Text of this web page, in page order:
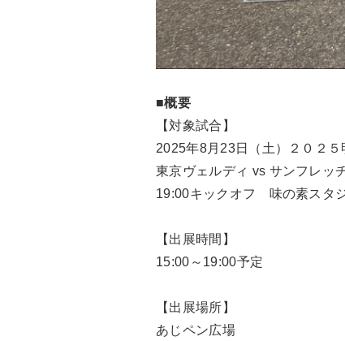
■概要
【対象試合】
2025年8月23日（土）２０２
東京ヴェルディ vs サンフレッ
19:00キックオフ 味の素スタ
【出展時間】
15:00～19:00予定
【出展場所】
あじペン広場